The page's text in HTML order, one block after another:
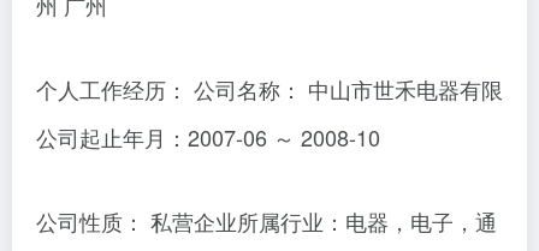
个人工作经历： 公司名称： 中山市世禾电器有限
公司起止年月：2007-06 ～ 2008-10
公司性质： 私营企业所属行业：电器，电子，通